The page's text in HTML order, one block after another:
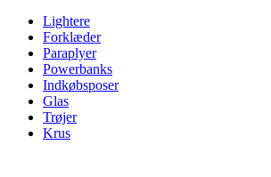
Lightere
Forklæder
Paraplyer
Powerbanks
Indkøbsposer
Glas
Trøjer
Krus